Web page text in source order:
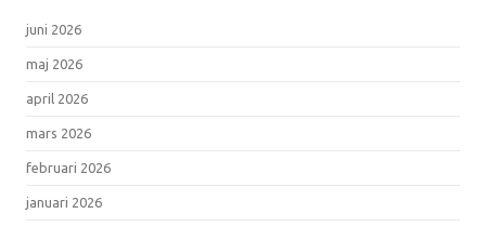
juni 2026
maj 2026
april 2026
mars 2026
februari 2026
januari 2026